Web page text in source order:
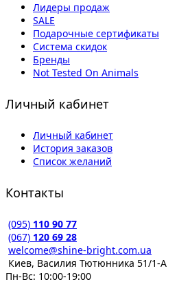
Лидеры продаж
SALE
Подарочные сертификаты
Система скидок
Бренды
Not Tested On Animals
Личный кабинет
Личный кабинет
История заказов
Список желаний
Контакты
(095) 110 90 77
(067) 120 69 28
welcome@shine-bright.com.ua
Киев, Василия Тютюнника 51/1-А
Пн-Вс: 10:00-19:00